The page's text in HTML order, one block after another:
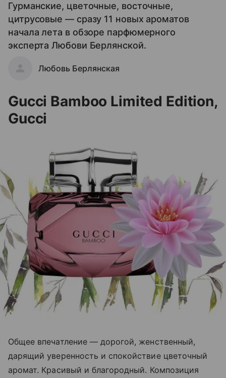
Гурманские, цветочные, восточные,
цитрусовые — сразу 11 новых ароматов
начала лета в обзоре парфюмерного
эксперта Любови Берлянской.
Любовь Берлянская
Gucci Bamboo Limited Edition,
Gucci
Общее впечатление — дорогой, женственный,
дарящий уверенность и спокойствие цветочный
аромат. Красивый и благородный. Композиция